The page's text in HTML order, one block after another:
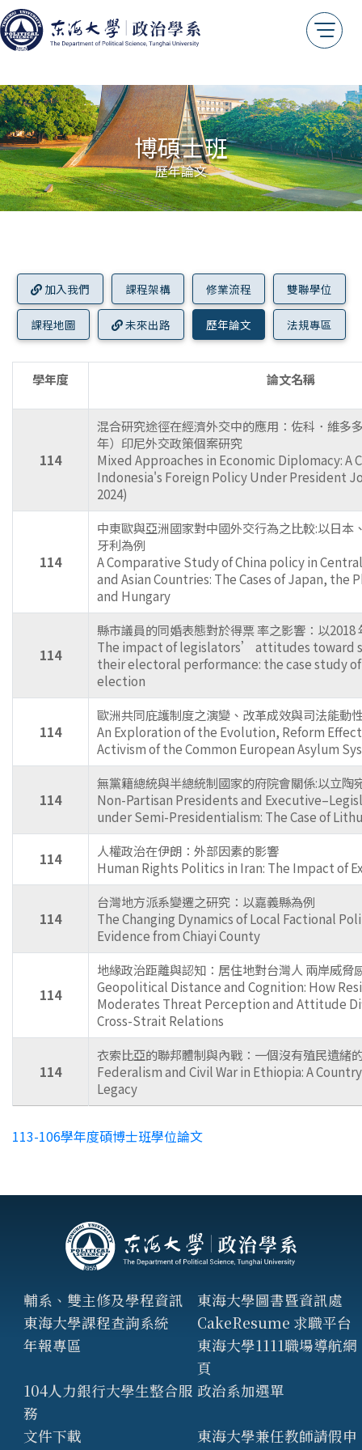
我想捐款
年報專區
博碩士班
歷年論文
加入我們 課程架構 修業流程 雙聯學位
課程地圖 未來出路 歷年論文 法規專區
學年度 論文名稱
114
混合研究途徑在經濟外交中的應用：佐科．維多
年）印尼外交政策個案研究
Mixed Approaches in Economic Diplomacy: A
Indonesia's Foreign Policy Under President
2024)
114
中東歐與亞洲國家對中國外交行為之比較:以日本
牙利為例
A Comparative Study of China policy in
and Asian Countries: The Cases of Japan, the
and Hungary
114
縣市議員的同婚表態對於得票 率之影響：以2018
The impact of legislators’ attitudes toward
their electoral performance: the case study
election
114
歐洲共同庇護制度之演變、改革成效與司法能動
An Exploration of the Evolution, Reform
Activism of the Common European Asylum
114
無黨籍總統與半總統制國家的府院會關係:以立陶
Non-Partisan Presidents and
under Semi-Presidentialism: The Case of
114
人權政治在伊朗：外部因素的影響
Human Rights Politics in Iran: The Impact of
114
台灣地方派系變遷之研究：以嘉義縣為例
The Changing Dynamics of Local Factional
Evidence from Chiayi County
114
地緣政治距離與認知：居住地對台灣人 兩岸威脅
Geopolitical Distance and Cognition: How
Moderates Threat Perception and Attitude
Cross-Strait Relations
114
衣索比亞的聯邦體制與內戰：一個沒有殖民遺緒
Federalism and Civil War in Ethiopia: A
Legacy
113-106學年度碩博士班學位論文
輔系、雙主修及學程資訊
東海大學圖書暨資訊處
東海大學課程查詢系統
CakeResume 求職平台
年報專區
東海大學1111職場導航網
頁
104人力銀行大學生整合服
務
政治系加選單
文件下載
東海大學兼任教師請假申